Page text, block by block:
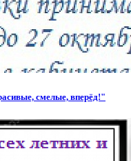
смелые, вперёд!"